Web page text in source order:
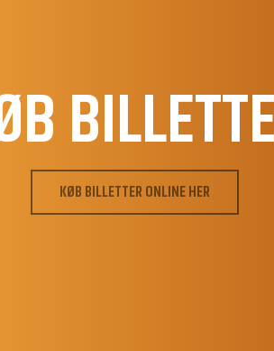
KØB BILLETTER ONLINE HER